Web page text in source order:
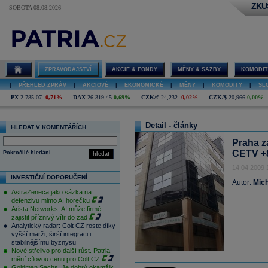
SOBOTA 08.08.2026
ZPRAVODAJSTVÍ AKCIE & FONDY MĚNY & SAZBY
PŘEHLED ZPRÁV AKCIOVÉ EKONOMICKÉ MĚNY KOMODITY
PX 2 785,07 -0,71% DAX 26 319,45 0,69% CZK/€ 24,232 -0,02% CZK/$ 20,966 0,00%
HLEDAT V KOMENTÁŘÍCH
hledat
Pokročilé hledání
INVESTIČNÍ DOPORUČENÍ
AstraZeneca jako sázka na
defenzivu mimo AI horečku
Arista Networks: AI může firmě
zajistit příznivý vítr do zad
Analytický radar: Colt CZ roste díky
vyšší marži, širší integraci i
stabilnějšímu byznysu
Nové střelivo pro další růst. Patria
mění cílovou cenu pro Colt CZ
Detail - články
Praha
CETV
14.04.2009
Autor: